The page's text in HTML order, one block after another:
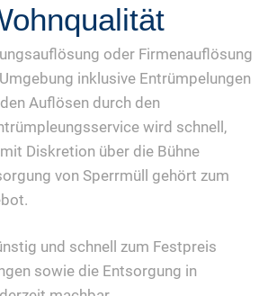
oder Firmenauflösung
inklusive Entrümpelungen
Auflösen durch den
wird schnell,
Diskretion über die Bühne
von Sperrmüll gehört zum
und schnell zum Festpreis
sowie die Entsorgung in